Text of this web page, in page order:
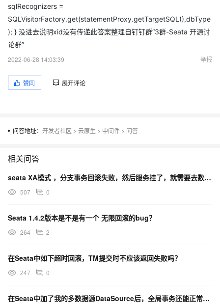
sqlRecognizers =
SQLVisitorFactory.get(statementProxy.getTargetSQL(),dbType
); } 没进去说明xid没有传递此答案整理自钉钉群“3群-Seata 开源讨
论群”
2022-06-28 14:03:39
举报
赞同 展开评论
问答地址： 开发者社区 > 云原生 > 中间件 > 问答
相关问答
seata XA模式 ，分支事务回滚失败，然后服务挂了，就需要去数据库手动处理吗？
507 0
Seata 1.4.2版本是不是有一个 无限回滚的bug？
264 2
在Seata中如下超时回滚，TM提交时不应该返回失败吗？
247 0
在Seata中加了我的多数据源DataSource后，全局事务还能正常使用吗？